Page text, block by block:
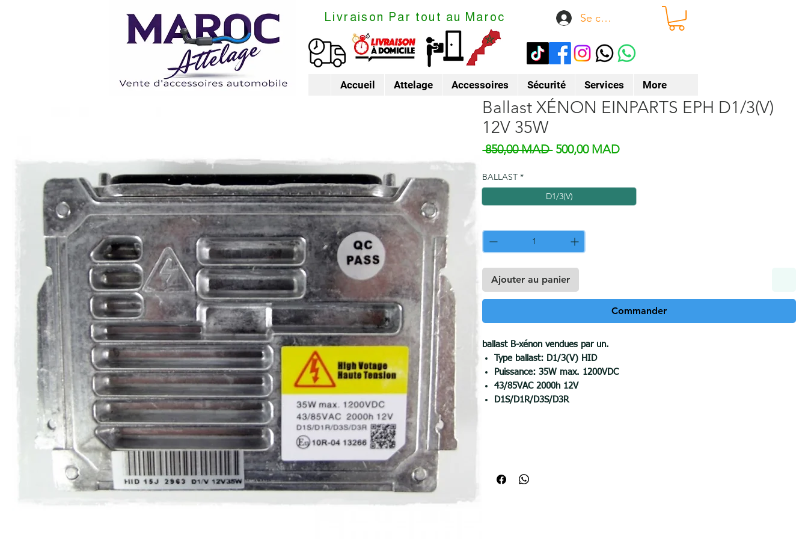
Livraison Par tout au Maroc Se connecter
Accueil Attelage Accessoires Sécurité Services More
Ballast XÉNON EINPARTS EPH D1/3(V)
12V 35W
850,00 MAD Prix original
500,00 MADPrix promotionnel
BALLAST *
D1/3(V)
Ajouter au panier
Commander
ballast B-xénon vendues par un.
Type ballast: D1/3(V) HID
Puissance: 35W max. 1200VDC
43/85VAC 2000h 12V
D1S/D1R/D3S/D3R